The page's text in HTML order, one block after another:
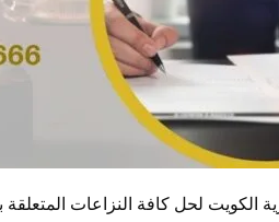
الكويت لحل كافة النزاعات